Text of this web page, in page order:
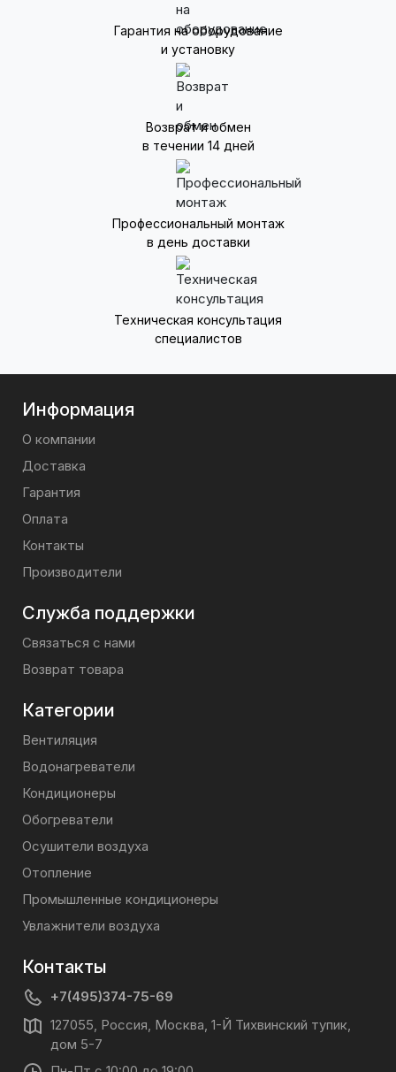
Гарантия на оборудование
и установку
Возврат и обмен
в течении 14 дней
Профессиональный монтаж
в день доставки
Техническая консультация
специалистов
Информация
О компании
Доставка
Гарантия
Оплата
Контакты
Производители
Служба поддержки
Связаться с нами
Возврат товара
Категории
Вентиляция
Водонагреватели
Кондиционеры
Обогреватели
Осушители воздуха
Отопление
Промышленные кондиционеры
Увлажнители воздуха
Контакты
+7(495)374-75-69
127055, Россия, Москва, 1-Й Тихвинский тупик,
дом 5-7